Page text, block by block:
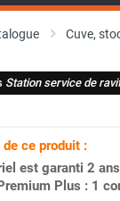
résidentiel et
d'air
d'air mobile
d'air gainable
Cuve,
Station service de
de ce produit :
est garanti 2 ans
Plus : 1